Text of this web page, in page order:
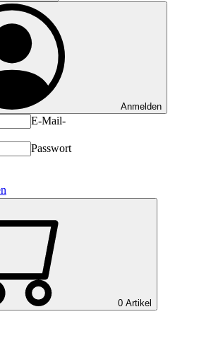
Anmelden
E-Mail-
Passwort
0 Artikel